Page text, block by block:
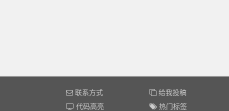
联系方式
给我投稿
代码高亮
热门标签